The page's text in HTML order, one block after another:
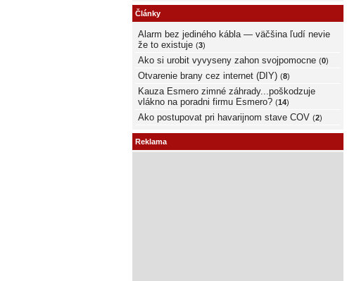
Články
Alarm bez jediného kábla — väčšina ľudí nevie
že to existuje (3)
Ako si urobit vyvyseny zahon svojpomocne (0)
Otvarenie brany cez internet (DIY) (8)
Kauza Esmero zimné záhrady...poškodzuje
vlákno na poradni firmu Esmero? (14)
Ako postupovat pri havarijnom stave COV (2)
Reklama